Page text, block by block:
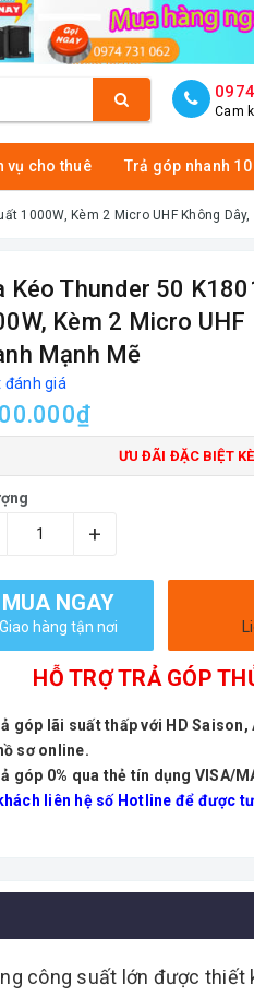
Cam
vụ cho thuê Trả góp nhanh
1000W, Kèm 2 Micro UHF Không
Kéo Thunder 50
Kèm 2 Micro UHF
Mạnh Mẽ
đánh giá
ƯU ĐÃI ĐẶC BIỆT
+
MUA NGAY
Giao hàng tận nơi
HỖ TRỢ TRẢ GÓP
góp lãi suất thấp với HD Saison,
sơ online.
góp 0% qua thẻ tín dụng VISA/
liên hệ số Hotline để được
công suất lớn được